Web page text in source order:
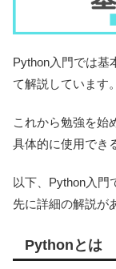
Python入門では基
て解説しています。
これから勉強を始
具体的に使用でき
以下、Python入門
先に詳細の解説が
Pythonとは